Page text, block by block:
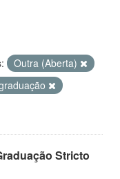
Outra (Aberta)
Stricto